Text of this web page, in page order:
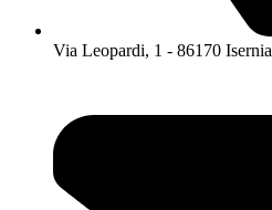
Via Leopardi, 1 - 86170 Isernia